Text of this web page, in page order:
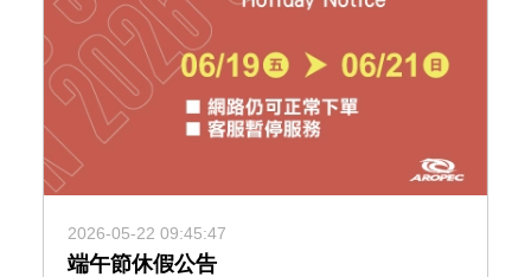
2026-05-22 09:45:47
端午節休假公告